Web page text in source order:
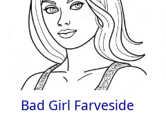
Bad Girl Farveside